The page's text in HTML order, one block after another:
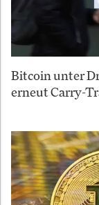
Bitcoin unter
erneut Carry-